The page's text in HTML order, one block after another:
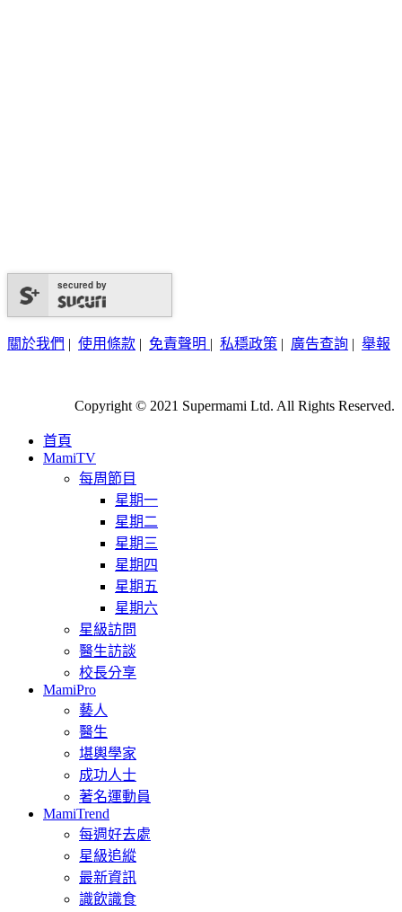
secured by
關於我們 | 使用條款 | 免責聲明 | 私穩政策 | 廣告查詢 | 舉報
Copyright © 2021 Supermami Ltd. All Rights Reserved.
首頁
MamiTV
每周節目
星期一
星期二
星期三
星期四
星期五
星期六
星級訪問
醫生訪談
校長分享
MamiPro
藝人
醫生
堪輿學家
成功人士
著名運動員
MamiTrend
每週好去處
星級追縱
最新資訊
識飲識食